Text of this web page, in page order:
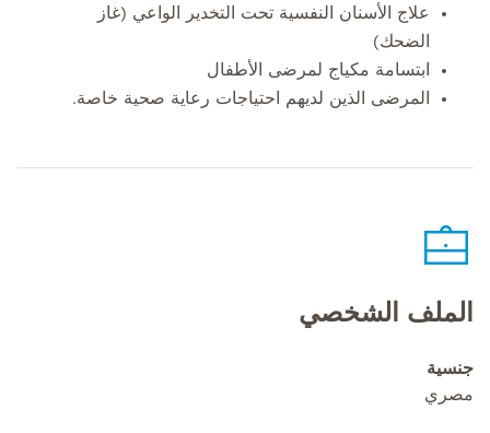
علاج الأسنان النفسية تحت التخدير الواعي (غاز
الضحك)
ابتسامة مكياج لمرضى الأطفال
المرضى الذين لديهم احتياجات رعاية صحية خاصة.
الملف الشخصي
جنسية
مصري